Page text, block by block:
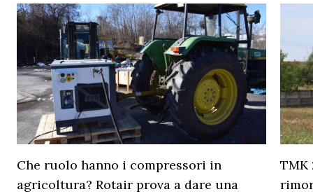
Che ruolo hanno i compressori in
agricoltura? Rotair prova a dare una
TMK